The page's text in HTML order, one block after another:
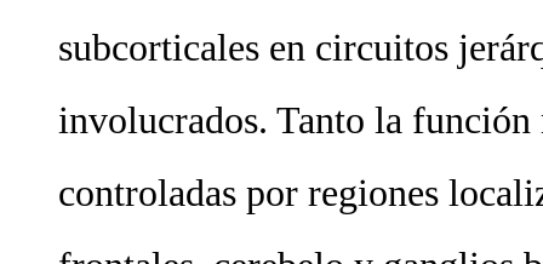
subcorticales en circuitos
involucrados. Tanto la
controladas por regiones